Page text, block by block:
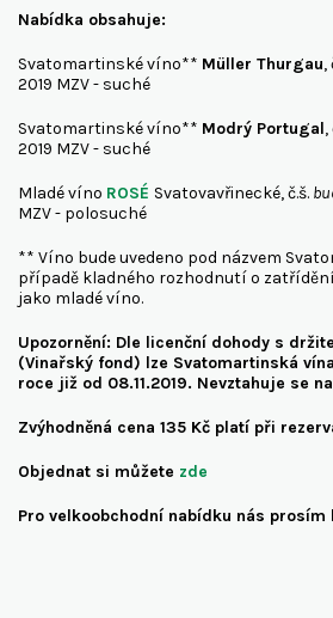
Nabídka obsahuje:
Svatomartinské víno** Müller Thurgau,
2019 MZV - suché
Svatomartinské víno** Modrý Portugal,
2019 MZV - suché
Mladé víno ROSÉ Svatovavřinecké, č.š.
MZV - polosuché
** Víno bude uvedeno pod názvem
případě kladného rozhodnutí o
jako mladé víno.
Upozornění: Dle licenční dohody s
(Vinařský fond) lze Svatomartinská
roce již od 08.11.2019. Nevztahuje se
Zvýhodněná cena 135 Kč platí při
Objednat si můžete zde
Pro velkoobchodní nabídku nás